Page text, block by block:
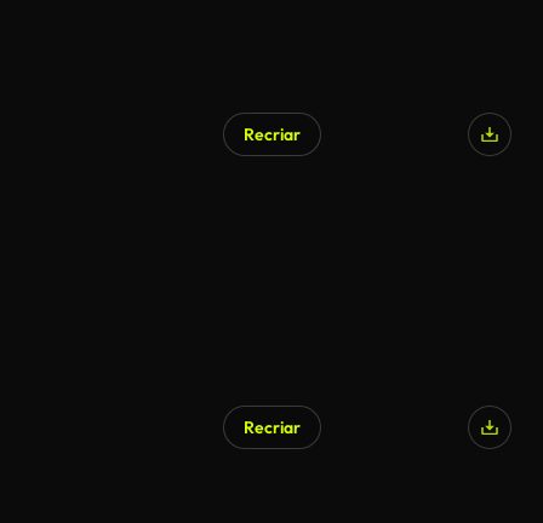
Recriar
Recriar